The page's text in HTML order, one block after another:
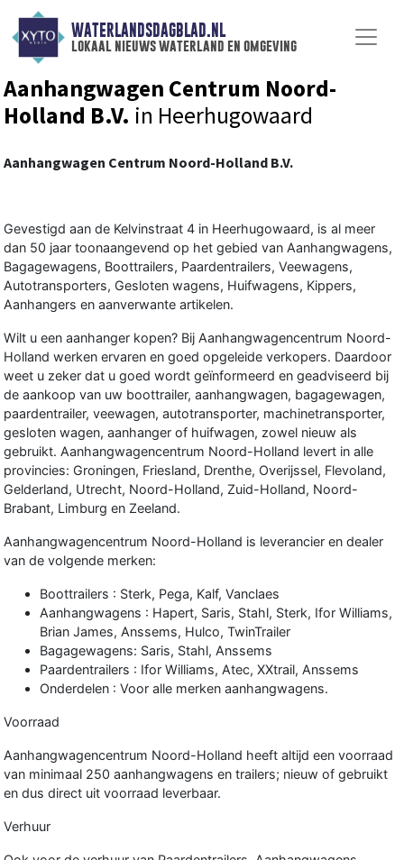
WATERLANDSDAGBLAD.NL
lokaal nieuws waterland en omgeving
Aanhangwagen Centrum Noord-
Holland B.V. in Heerhugowaard
Aanhangwagen Centrum Noord-Holland B.V.
Gevestigd aan de Kelvinstraat 4 in Heerhugowaard, is al meer
dan 50 jaar toonaangevend op het gebied van Aanhangwagens,
Bagagewagens, Boottrailers, Paardentrailers, Veewagens,
Autotransporters, Gesloten wagens, Huifwagens, Kippers,
Aanhangers en aanverwante artikelen.
Wilt u een aanhanger kopen? Bij Aanhangwagencentrum Noord-
Holland werken ervaren en goed opgeleide verkopers. Daardoor
weet u zeker dat u goed wordt geïnformeerd en geadviseerd bij
de aankoop van uw boottrailer, aanhangwagen, bagagewagen,
paardentrailer, veewagen, autotransporter, machinetransporter,
gesloten wagen, aanhanger of huifwagen, zowel nieuw als
gebruikt. Aanhangwagencentrum Noord-Holland levert in alle
provincies: Groningen, Friesland, Drenthe, Overijssel, Flevoland,
Gelderland, Utrecht, Noord-Holland, Zuid-Holland, Noord-
Brabant, Limburg en Zeeland.
Aanhangwagencentrum Noord-Holland is leverancier en dealer
van de volgende merken:
Boottrailers : Sterk, Pega, Kalf, Vanclaes
Aanhangwagens : Hapert, Saris, Stahl, Sterk, Ifor Williams,
Brian James, Anssems, Hulco, TwinTrailer
Bagagewagens: Saris, Stahl, Anssems
Paardentrailers : Ifor Williams, Atec, XXtrail, Anssems
Onderdelen : Voor alle merken aanhangwagens.
Voorraad
Aanhangwagencentrum Noord-Holland heeft altijd een voorraad
van minimaal 250 aanhangwagens en trailers; nieuw of gebruikt
en dus direct uit voorraad leverbaar.
Verhuur